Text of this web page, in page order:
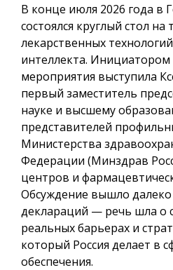
В конце июля 2026 года в
состоялся круглый стол
лекарственных
интеллекта.
мероприятия выступила
первый заместитель
науке и высшему
представителей
Министерства
Федерации (Минздрав
центров и
Обсуждение вышло
деклараций — речь шла о
реальных барьерах и
который Россия делает в
обеспечения.